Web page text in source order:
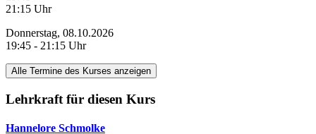
21:15 Uhr
Donnerstag, 08.10.2026
19:45 - 21:15 Uhr
Alle Termine des Kurses anzeigen
Lehrkraft für diesen Kurs
Hannelore Schmolke